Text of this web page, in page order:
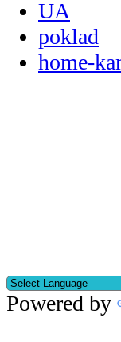
UA
poklad
home-
Powered by